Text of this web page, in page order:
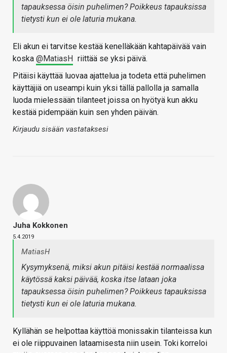
tapauksessa öisin puhelimen? Poikkeus tapauksissa
tietysti kun ei ole laturia mukana.
Eli akun ei tarvitse kestää kenelläkään kahtapäivää vain
koska @MatiasH riittää se yksi päivä.
Pitäisi käyttää luovaa ajattelua ja todeta että puhelimen
käyttäjiä on useampi kuin yksi tällä pallolla ja samalla
luoda mielessään tilanteet joissa on hyötyä kun akku
kestää pidempään kuin sen yhden päivän.
Kirjaudu sisään vastataksesi
Juha Kokkonen
5.4.2019
MatiasH
Kysymyksenä, miksi akun pitäisi kestää normaalissa
käytössä kaksi päivää, koska itse lataan joka
tapauksessa öisin puhelimen? Poikkeus tapauksissa
tietysti kun ei ole laturia mukana.
Kyllähän se helpottaa käyttöä monissakin tilanteissa kun
ei ole riippuvainen lataamisesta niin usein. Toki korreloi